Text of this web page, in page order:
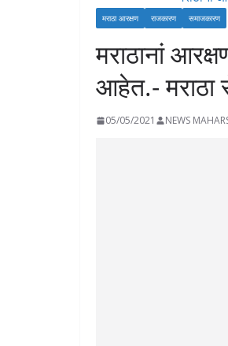
मराठा आरक्षण राजकारण समाजकारण
मराठानां
आहेत.- मराठा
05/05/2021 NEWS